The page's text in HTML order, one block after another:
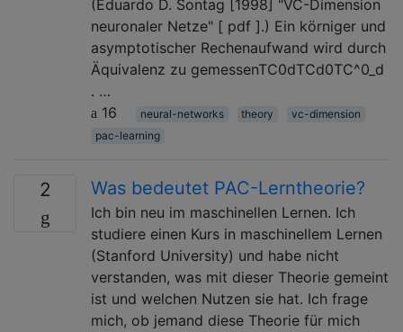
(Eduardo D. Sontag [1998] "VC-Dimension
neuronaler Netze" [ pdf ].) Ein körniger und
asymptotischer Rechenaufwand wird durch
Äquivalenz zu gemessenTC0dTCd0TC^0_d
. …
16
neural-networks theory
vc-dimension
pac-learning
2 Was bedeutet PAC-Lerntheorie?
Ich bin neu im maschinellen Lernen. Ich
studiere einen Kurs in maschinellem Lernen
(Stanford University) und habe nicht
verstanden, was mit dieser Theorie gemeint
ist und welchen Nutzen sie hat. Ich frage
mich, ob jemand diese Theorie für mich